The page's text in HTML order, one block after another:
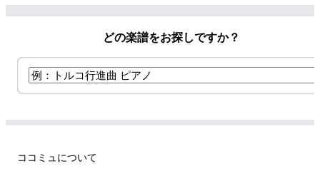
どの楽譜をお探しですか？
ココミュについて